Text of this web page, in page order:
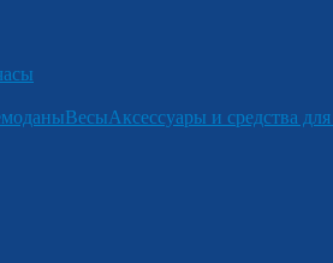
ВесыАксессуары и средства